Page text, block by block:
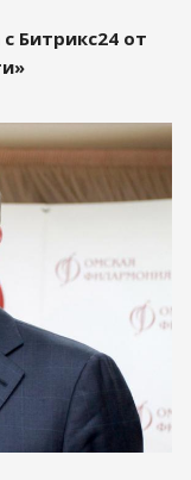
Битрикс24 от